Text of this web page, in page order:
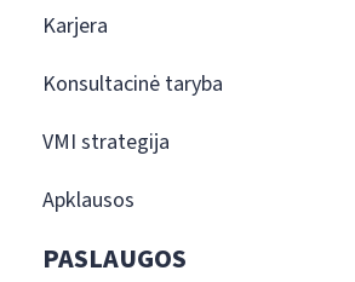
Karjera
Konsultacinė taryba
VMI strategija
Apklausos
PASLAUGOS